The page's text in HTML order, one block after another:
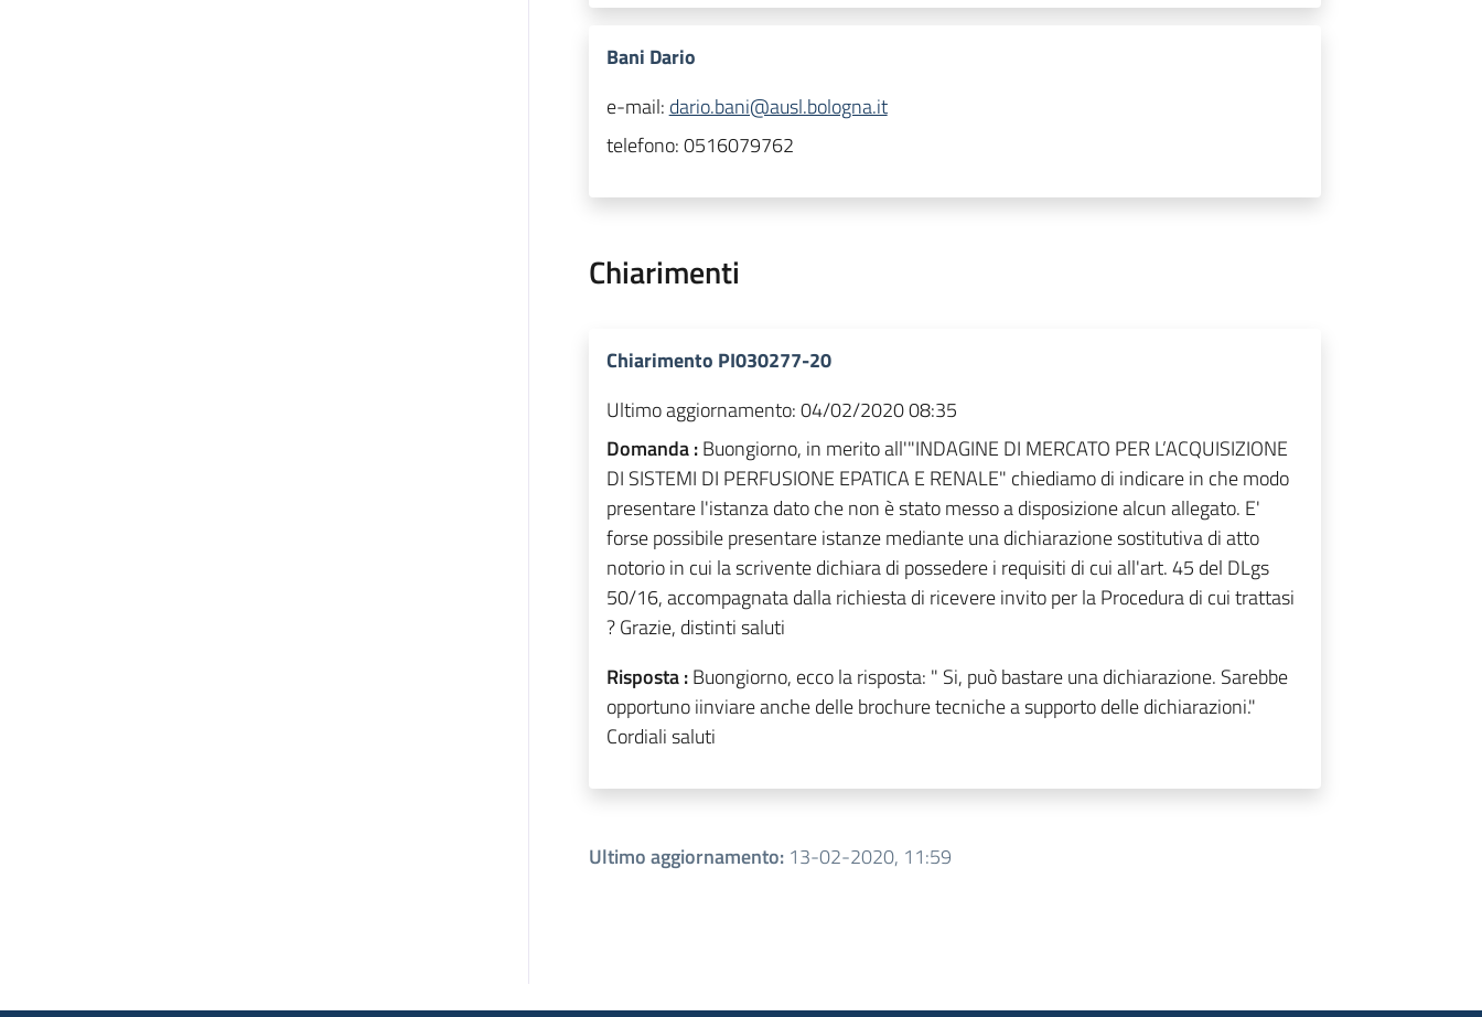
Bani Dario
e-mail: dario.bani@ausl.bologna.it
telefono:0516079762
Chiarimenti
Chiarimento PI030277-20
Ultimo aggiornamento:04/02/2020 08:35
Domanda :Buongiorno, in merito all'"INDAGINE DI MERCATO PER L’ACQUISIZIONE
DI SISTEMI DI PERFUSIONE EPATICA E RENALE" chiediamo di indicare in che modo
presentare l'istanza dato che non è stato messo a disposizione alcun allegato. E'
forse possibile presentare istanze mediante una dichiarazione sostitutiva di atto
notorio in cui la scrivente dichiara di possedere i requisiti di cui all'art. 45 del DLgs
50/16, accompagnata dalla richiesta di ricevere invito per la Procedura di cui trattasi
? Grazie, distinti saluti
Risposta :Buongiorno, ecco la risposta: " Si, può bastare una dichiarazione. Sarebbe
opportuno iinviare anche delle brochure tecniche a supporto delle dichiarazioni."
Cordiali saluti
Ultimo aggiornamento: 13-02-2020, 11:59